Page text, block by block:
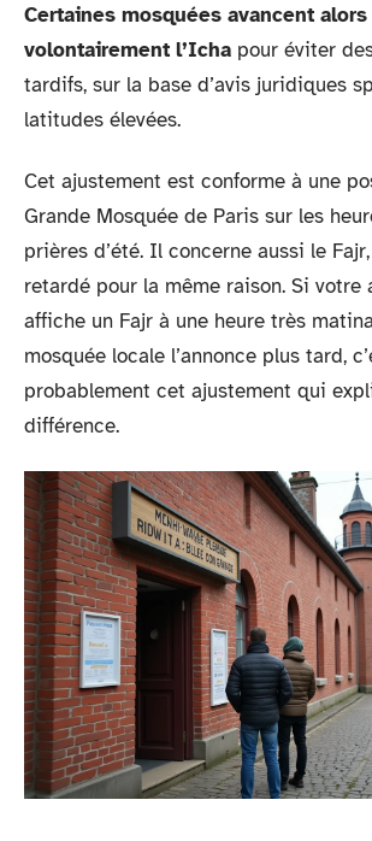
Certaines mosquées avancent alors
volontairement l’Icha pour éviter
tardifs, sur la base d’avis juridiques
latitudes élevées.
Cet ajustement est conforme à une
Grande Mosquée de Paris sur les
prières d’été. Il concerne aussi le
retardé pour la même raison. Si votre
affiche un Fajr à une heure très
mosquée locale l’annonce plus tard,
probablement cet ajustement qui
différence.